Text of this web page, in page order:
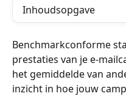
Inhoudsopgave
Benchmarkconforme
prestaties van je e-
het gemiddelde van
inzicht in hoe jouw